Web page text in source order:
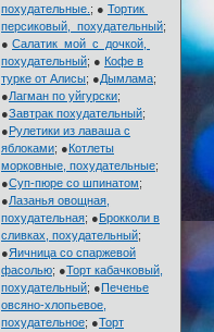
похудательные. ; ●Тортик
персиковый, похудательный;
●Салатик мой с дочкой,
похудательный; ● Кофе в
турке от Алисы; ●Дымлама;
●Лагман по уйгурски;
●Завтрак похудательный;
● Рулетики из лаваша с
яблоками; ● Котлеты
морковные, похудательные;
●Суп-пюре со шпинатом;
●Лазанья овощная,
похудательная; ● Брокколи в
сливках, похудательный;
●Яичница со спаржевой
фасолью; ●Торт кабачковый,
похудательный; ● Печенье
овсяно-хлопьевое,
похудательное; ●Торт